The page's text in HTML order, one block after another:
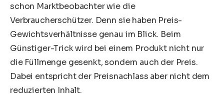
schon Marktbeobachter wie die
Verbraucherschützer. Denn sie haben Preis-
Gewichtsverhältnisse genau im Blick. Beim
Günstiger-Trick wird bei einem Produkt nicht nur
die Füllmenge gesenkt, sondern auch der Preis.
Dabei entspricht der Preisnachlass aber nicht dem
reduzierten Inhalt.